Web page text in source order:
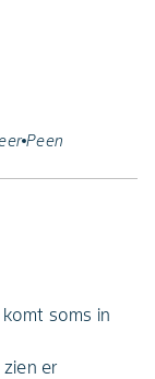
Peen
komt soms in
er